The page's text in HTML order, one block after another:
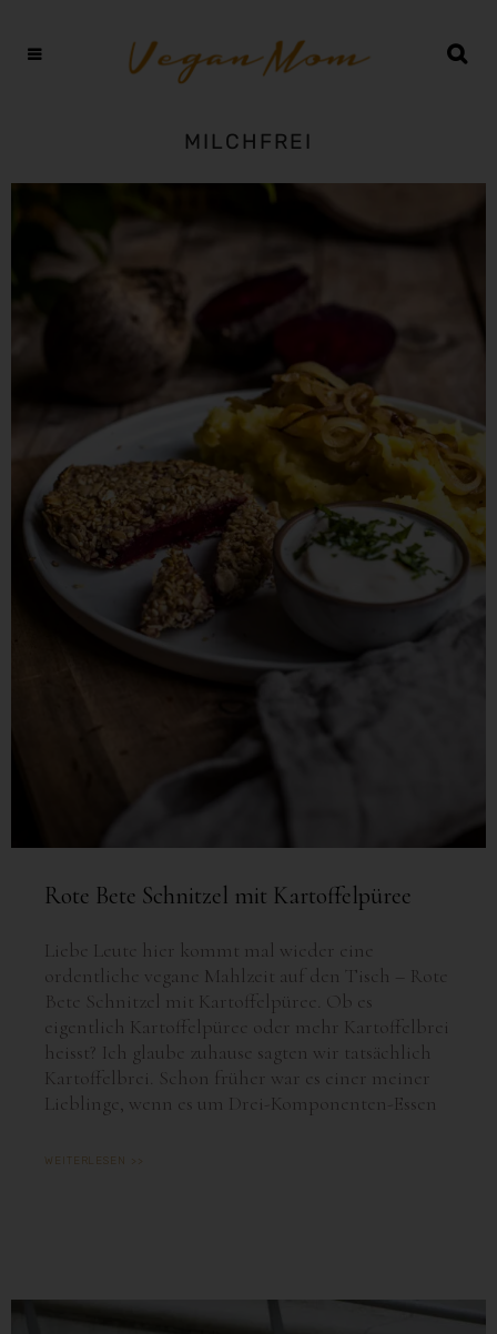
MILCHFREI
Rote Bete Schnitzel mit Kartoffelpüree
Liebe Leute hier kommt mal wieder eine
ordentliche vegane Mahlzeit auf den Tisch – Rote
Bete Schnitzel mit Kartoffelpüree. Ob es
eigentlich Kartoffelpüree oder mehr Kartoffelbrei
heisst? Ich glaube zuhause sagten wir tatsächlich
Kartoffelbrei. Schon früher war es einer meiner
Lieblinge, wenn es um Drei-Komponenten-Essen
WEITERLESEN >>